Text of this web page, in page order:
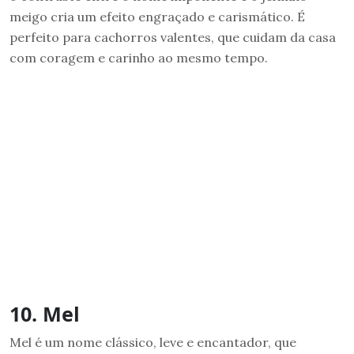
meigo cria um efeito engraçado e carismático. É
perfeito para cachorros valentes, que cuidam da casa
com coragem e carinho ao mesmo tempo.
10. Mel
Mel é um nome clássico, leve e encantador, que